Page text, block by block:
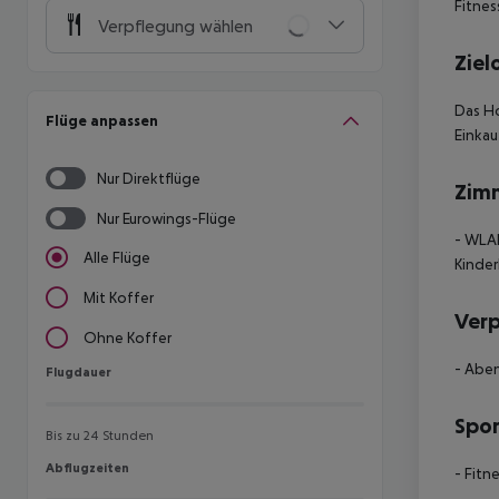
Verpflegung wählen
Flüge anpassen
Nur Direktflüge
Nur Eurowings-Flüge
Alle Flüge
Mit Koffer
Ohne Koffer
Flugdauer
Flugdauer
Bis zu 24 Stunden
Abflugzeiten
Abflugzeiten
Das
-
-
-